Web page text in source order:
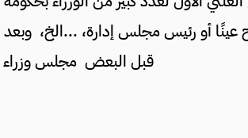
أو رئيس مجلس إدارة، ...الخ،
قبل البعض مجلس وزراء